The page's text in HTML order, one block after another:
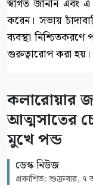
স্বাগত জানান এবং এ
করেন। সভায়
ব্যবস্থা
গুরুত্বারোপ করা হয়।
কলারোয়ার
আত্মসাতের
মুখে পন্ড
ডেস্ক নিউজ
প্রকাশিত: শুক্রবার, ৭